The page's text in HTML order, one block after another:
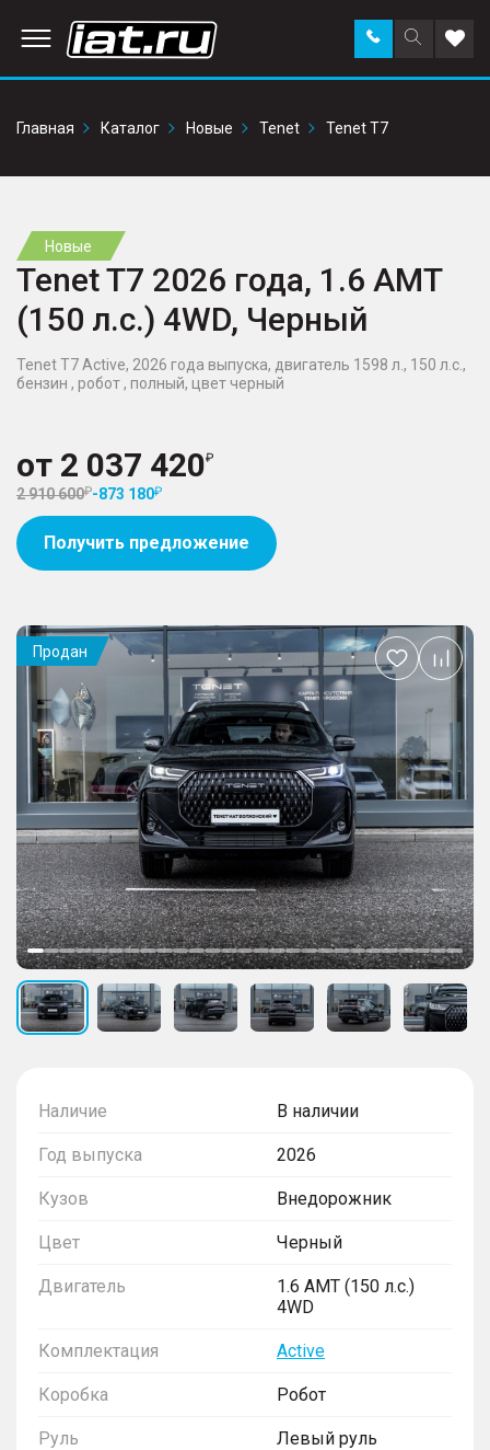
Поиск
по
Заказать
звонок в
Главная
Каталог Новые Tenet Tenet T7
Новые
Tenet T7 2026 года, 1.6 AMT
(150 л.с.) 4WD, Черный
Tenet T7 Active, 2026 года выпуска, двигатель 1598 л., 150 л.с.,
бензин , робот , полный, цвет черный
от 2 037 420
2 910 600 -873 180
Получить предложение
Наличие В наличии
Год выпуска 2026
Кузов Внедорожник
Цвет Черный
Двигатель
1.6 AMT (150 л.с.)
4WD
Комплектация Active
Коробка Робот
Руль Левый руль
Продан
Добавить
в
избранное